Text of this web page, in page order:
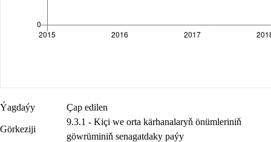
Ýagdaýy Çap edilen
Görkeziji
9.3.1 - Kiçi we orta kärhanalaryň önümleriniň
göwrüminiň senagatdaky paýy